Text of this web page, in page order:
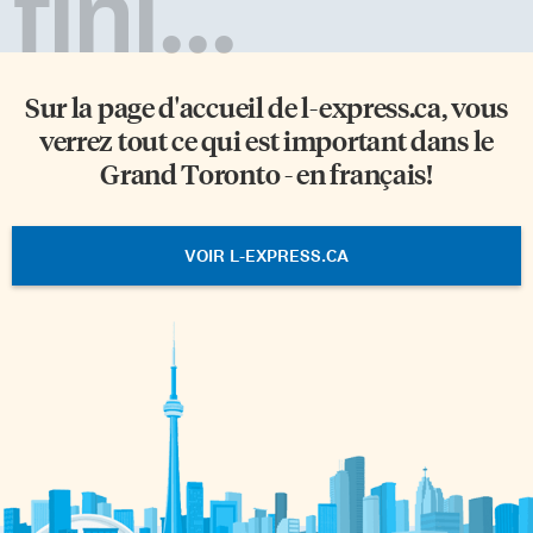
Sur la page d'accueil del-express.ca, vous
verrez tout ce qui est important dans le
Grand Toronto - en français!
VOIR L-EXPRESS.CA